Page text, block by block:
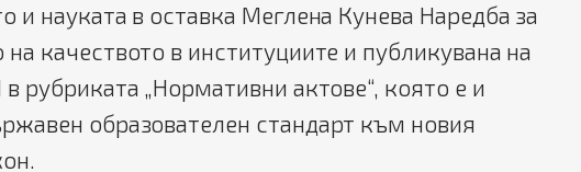
и науката в оставка Меглена Кунева Наредба за
на качеството в институциите и публикувана на
рубриката „Нормативни актове“, която е и
образователен стандарт към новия